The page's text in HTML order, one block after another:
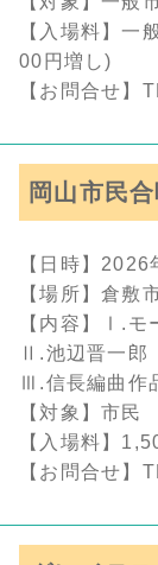
【入場料】一
00円増し)
【お問合せ
岡山市民
【日時】
【場所】倉敷
【内容】Ⅰ.モ
Ⅱ.池辺晋一郎
Ⅲ.信長編曲作
【対象】市民
【入場料】
【お問合せ